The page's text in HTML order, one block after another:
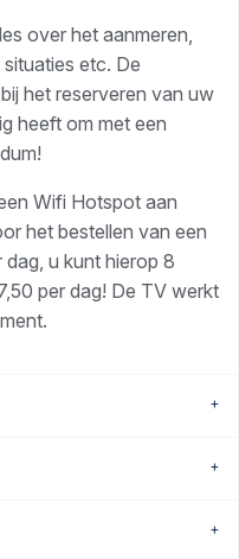
over het aanmeren,
etc. De
het reserveren van uw
heeft om met een
Wifi Hotspot aan
het bestellen van een
u kunt hierop 8
per dag! De TV werkt